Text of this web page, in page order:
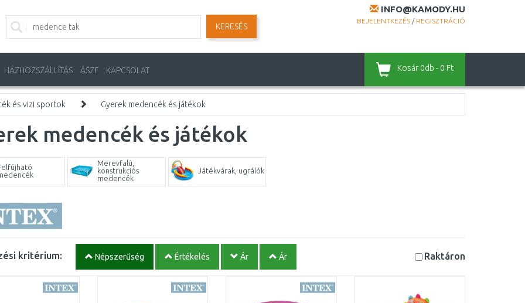
INFO@KAMODY.HU
BEJELENTKEZÉS / REGISZTRÁCIÓ
KERESÉS
HÁZHOZSZÁLLÍTÁS ÁSZF KAPCSOLAT Kosár 0db - 0 Ft
és vizi sportok Gyerek medencék és játékok
medencék és játékok
Merevfalú,
konstrukciós
medencék
Játékvárak, ugrálók
kritérium: Népszerűség Értékelés Ár Ár Raktáron